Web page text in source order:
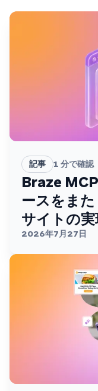
記事 1 分で確認
Braze
ースをま
サイトの
2026年7月27日